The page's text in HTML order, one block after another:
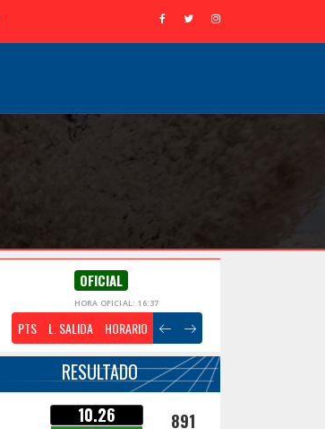
OFICIAL
HORA OFICIAL: 16:37
PTS L. SALIDA HORARIO
RESULTADO
10.26 891